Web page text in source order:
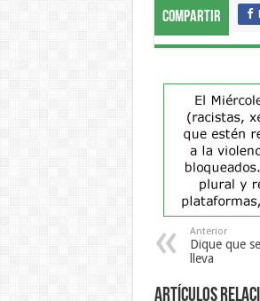
Compartir
Anterior
Dique que
lleva
Artículos